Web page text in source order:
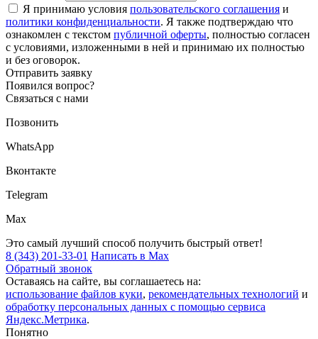
Я принимаю условия пользовательского соглашения и
политики конфиденциальности. Я также подтверждаю что
ознакомлен с текстом публичной оферты, полностью согласен
с условиями, изложенными в ней и принимаю их полностью
и без оговорок.
Отправить заявку
Появился вопрос?
Связаться с нами
Позвонить
WhatsApp
Вконтакте
Telegram
Max
Это самый лучший способ получить быстрый ответ!
8 (343) 201-33-01 Написать в Max
Обратный звонок
Оставаясь на сайте, вы соглашаетесь на:
использование файлов куки, рекомендательных технологий и
обработку персональных данных с помощью сервиса
Яндекс.Метрика.
Понятно